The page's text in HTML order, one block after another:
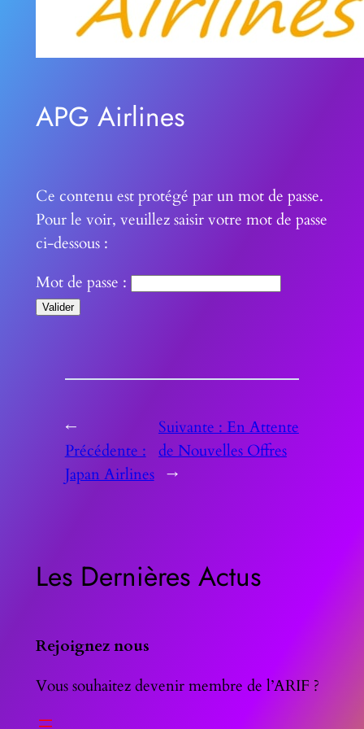
APG Airlines
Ce contenu est protégé par un mot de passe.
Pour le voir, veuillez saisir votre mot de passe
ci-dessous :
Mot de passe :
←
Précédente :
Japan Airlines
Suivante :En Attente
de Nouvelles Offres
→
Les Dernières Actus
Rejoignez nous
Vous souhaitez devenir membre de l’ARIF ?